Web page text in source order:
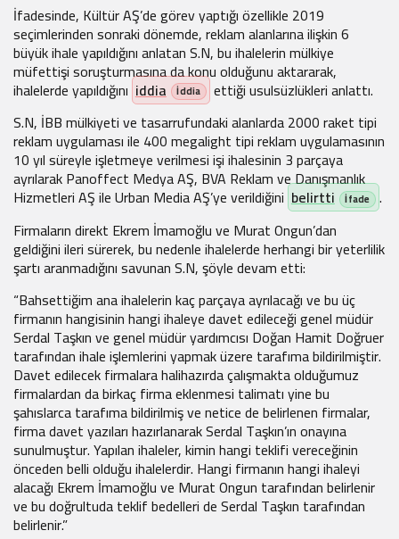
İfadesinde, Kültür AŞ’de görev yaptığı özellikle 2019
seçimlerinden sonraki dönemde, reklam alanlarına ilişkin 6
büyük ihale yapıldığını anlatan S.N, bu ihalelerin mülkiye
müfettişi soruşturmasına da konu olduğunu aktararak,
ihalelerde yapıldığını iddia
ettiği usulsüzlükleri anlattı.
S.N, İBB mülkiyeti ve tasarrufundaki alanlarda 2000 raket tipi
reklam uygulaması ile 400 megalight tipi reklam uygulamasının
10 yıl süreyle işletmeye verilmesi işi ihalesinin 3 parçaya
ayrılarak Panoffect Medya AŞ, BVA Reklam ve Danışmanlık
Hizmetleri AŞ ile Urban Media AŞ’ye verildiğini belirtti
.
Firmaların direkt Ekrem İmamoğlu ve Murat Ongun’dan
geldiğini ileri sürerek, bu nedenle ihalelerde herhangi bir yeterlilik
şartı aranmadığını savunan S.N, şöyle devam etti:
“Bahsettiğim ana ihalelerin kaç parçaya ayrılacağı ve bu üç
firmanın hangisinin hangi ihaleye davet edileceği genel müdür
Serdal Taşkın ve genel müdür yardımcısı Doğan Hamit Doğruer
tarafından ihale işlemlerini yapmak üzere tarafıma bildirilmiştir.
Davet edilecek firmalara halihazırda çalışmakta olduğumuz
firmalardan da birkaç firma eklenmesi talimatı yine bu
şahıslarca tarafıma bildirilmiş ve netice de belirlenen firmalar,
firma davet yazıları hazırlanarak Serdal Taşkın’ın onayına
sunulmuştur. Yapılan ihaleler, kimin hangi teklifi vereceğinin
önceden belli olduğu ihalelerdir. Hangi firmanın hangi ihaleyi
alacağı Ekrem İmamoğlu ve Murat Ongun tarafından belirlenir
ve bu doğrultuda teklif bedelleri de Serdal Taşkın tarafından
belirlenir.”